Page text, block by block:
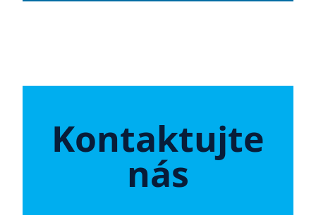
Kontaktujte
nás